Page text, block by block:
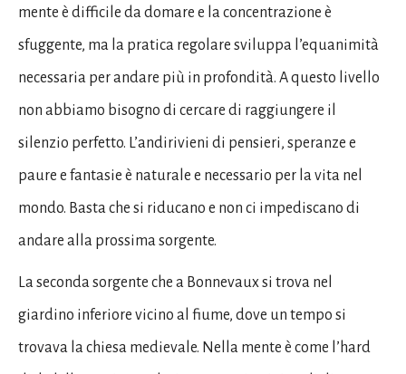
mente è difficile da domare e la concentrazione è
sfuggente, ma la pratica regolare sviluppa l’equanimità
necessaria per andare più in profondità. A questo livello
non abbiamo bisogno di cercare di raggiungere il
silenzio perfetto. L’andirivieni di pensieri, speranze e
paure e fantasie è naturale e necessario per la vita nel
mondo. Basta che si riducano e non ci impediscano di
andare alla prossima sorgente.
La seconda sorgente che a Bonnevaux si trova nel
giardino inferiore vicino al fiume, dove un tempo si
trovava la chiesa medievale. Nella mente è come l’hard